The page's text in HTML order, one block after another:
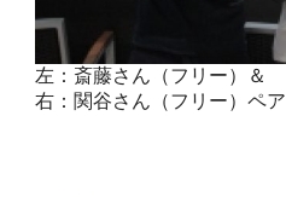
左：斎藤さん（フリー）＆
右：関谷さん（フリー）ペア